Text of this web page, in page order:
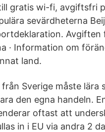
gratis wi-fi, avgiftsfri
sevärdheterna
Avgiften
· Information om
land.
Sverige måste lära
den egna handeln.
oftast att
in i EU via andra 2